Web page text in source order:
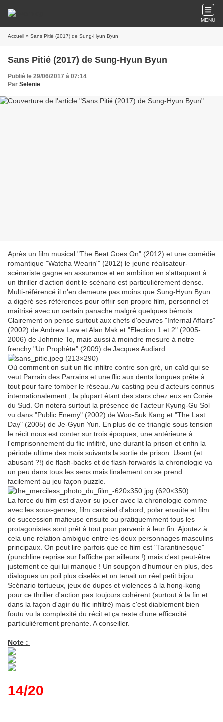
MENU
Accueil » Sans Pitié (2017) de Sung-Hyun Byun
Sans Pitié (2017) de Sung-Hyun Byun
Publié le 29/06/2017 à 07:14
Par Selenie
Après un film musical "The Beat Goes On" (2012) et une comédie
romantique "Watcha Wearin'" (2012) le jeune réalisateur-
scénariste gagne en assurance et en ambition en s'attaquant à
un thriller d'action dont le scénario est particulièrement dense.
Multi-référencé il n'en demeure pas moins que Sung-Hyun Byun
a digéré ses références pour offrir son propre film, personnel et
maitrisé avec un certain panache malgré quelques bémols.
Clairement on pense surtout aux chefs d'oeuvres "Infernal Affairs"
(2002) de Andrew Law et Alan Mak et "Election 1 et 2" (2005-
2006) de Johnnie To, mais aussi à moindre mesure à notre
frenchy "Un Prophète" (2009) de Jacques Audiard...
Où comment on suit un flic infiltré contre son gré, un caïd qui se
veut Parrain des Parrains et une flic aux dents longues prête à
tout pour faire tomber le réseau. Au casting peu d'acteurs connus
internationalement , la plupart étant des stars chez eux en Corée
du Sud. On notera surtout la présence de l'acteur Kyung-Gu Sol
vu dans "Public Enemy" (2002) de Woo-Suk Kang et "The Last
Day" (2005) de Je-Gyun Yun. En plus de ce triangle sous tension
le récit nous est conter sur trois époques, une antérieure à
l'emprisonnement du flic infiltré, une durant la prison et enfin la
période ultime des mois suivants la sortie de prison. Usant (et
abusant ?!) de flash-backs et de flash-forwards la chronologie va
un peu dans tous les sens mais finalement on se prend
facilement au jeu façon puzzle.
La force du film est d'avoir su jouer avec la chronologie comme
avec les sous-genres, film carcéral d'abord, polar ensuite et film
de succession mafieuse ensuite ou pratiquemment tous les
protagonistes sont prêt à tout pour parvenir à leur fin. Ajoutez à
cela une relation ambigue entre les deux personnages masculins
principaux. On peut lire parfois que ce film est "Tarantinesque"
(punchline reprise sur l'affiche par ailleurs !) mais c'est peut-être
justement ce qui lui manque ! Un soupçon d'humour en plus, des
dialogues un poil plus ciselés et on tenait un réel petit bijou.
Scénario tortueux, jeux de dupes et violences à la hong-kong
pour ce thriller d'action pas toujours cohérent (surtout à la fin et
dans la façon d'agir du flic infiltré) mais c'est diablement bien
foutu vu la complexité du récit et ça reste d'une efficacité
particulièrement prenante. A conseiller.
Note :
14/20